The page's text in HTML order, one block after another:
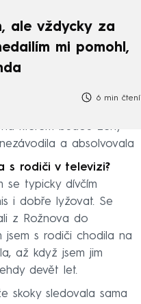
ale vždycky za
mi pomohl,
6 min čtení
kterém budou ženy
a absolvovala
s rodiči v televizi?
se typicky dívčím
i dobře lyžovat. Se
z Rožnova do
jsem s rodiči chodila na
až když jsem jim
devět let.
skoky sledovala sama